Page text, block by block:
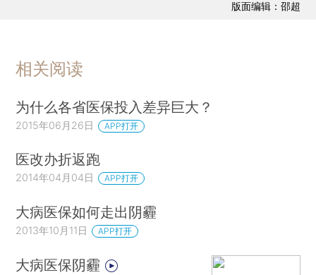
版面编辑：邵超
相关阅读
为什么各省医保投入差异巨大？
2015年06月26日 APP打开
医改办折返跑
2014年04月04日 APP打开
大病医保如何走出阴霾
2013年10月11日 APP打开
大病医保阴霾